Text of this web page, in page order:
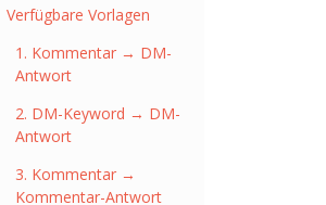
Verfügbare Vorlagen
1. Kommentar → DM-
Antwort
2. DM-Keyword → DM-
Antwort
3. Kommentar →
Kommentar-Antwort